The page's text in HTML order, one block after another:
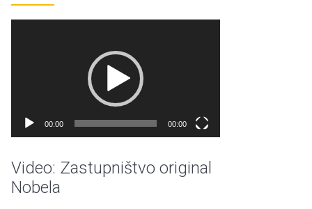
00:00 00:00
Video: Zastupništvo original
Nobela